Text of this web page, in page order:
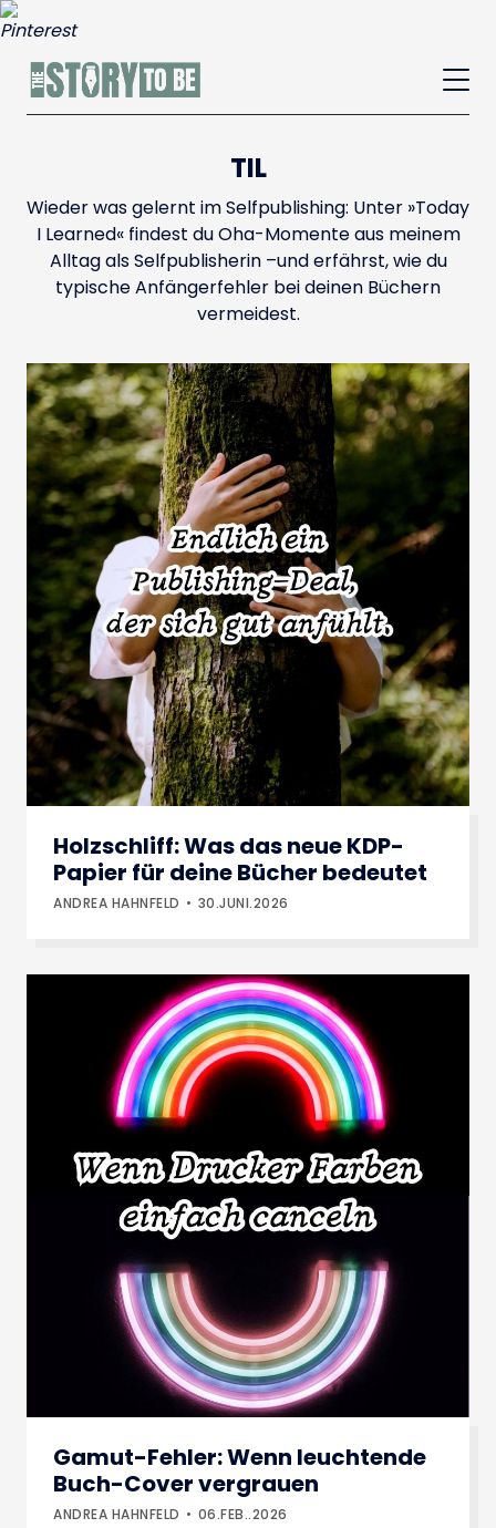
TIL
Wieder was gelernt im Selfpublishing: Unter »Today
I Learned« findest du Oha-Momente aus meinem
Alltag als Selfpublisherin –und erfährst, wie du
typische Anfängerfehler bei deinen Büchern
vermeidest.
Holzschliff: Was das neue KDP-
Papier für deine Bücher bedeutet
ANDREA HAHNFELD 30.JUNI.2026
Gamut-Fehler: Wenn leuchtende
Buch-Cover vergrauen
ANDREA HAHNFELD 06.FEB..2026